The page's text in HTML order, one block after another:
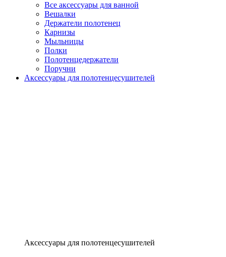
Все аксессуары для ванной
Вешалки
Держатели полотенец
Карнизы
Мыльницы
Полки
Полотенцедержатели
Поручни
Аксессуары для полотенцесушителей
Аксессуары для полотенцесушителей